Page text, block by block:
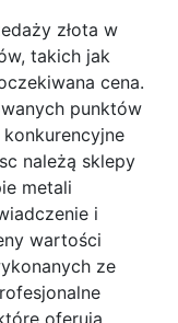
złota w
takich jak
cena.
punktów
należą sklepy
metali
i
wartości
ze
oferują